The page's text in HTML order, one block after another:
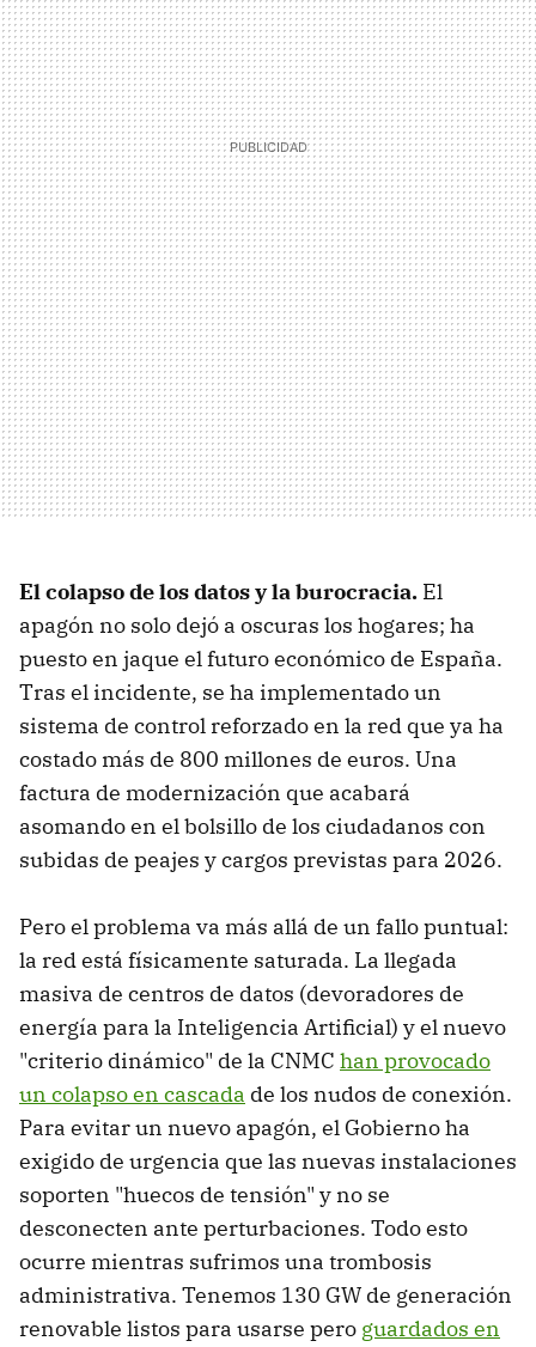
El colapso de los datos y la burocracia. El
apagón no solo dejó a oscuras los hogares; ha
puesto en jaque el futuro económico de España.
Tras el incidente, se ha implementado un
sistema de control reforzado en la red que ya ha
costado más de 800 millones de euros. Una
factura de modernización que acabará
asomando en el bolsillo de los ciudadanos con
subidas de peajes y cargos previstas para 2026.
Pero el problema va más allá de un fallo puntual:
la red está físicamente saturada. La llegada
masiva de centros de datos (devoradores de
energía para la Inteligencia Artificial) y el nuevo
"criterio dinámico" de la CNMC han provocado
un colapso en cascada de los nudos de conexión.
Para evitar un nuevo apagón, el Gobierno ha
exigido de urgencia que las nuevas instalaciones
soporten "huecos de tensión" y no se
desconecten ante perturbaciones. Todo esto
ocurre mientras sufrimos una trombosis
administrativa. Tenemos 130 GW de generación
renovable listos para usarse pero guardados en